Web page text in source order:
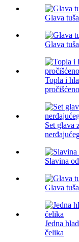
Glava
Glava
Topla i
Set glava
Slavina
Glava
Jedna
čelika